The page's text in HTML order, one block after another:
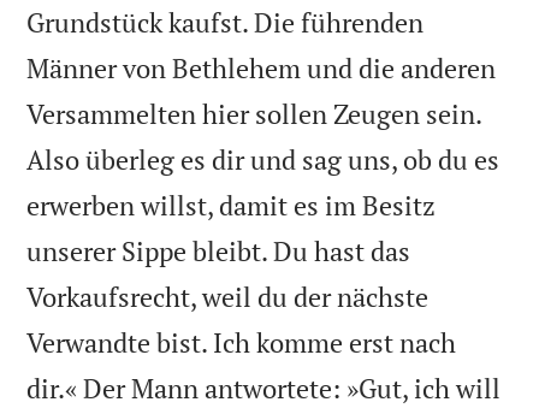
Grundstück kaufst. Die führenden
Männer von Bethlehem und die anderen
Versammelten hier sollen Zeugen sein.
Also überleg es dir und sag uns, ob du es
erwerben willst, damit es im Besitz
unserer Sippe bleibt. Du hast das
Vorkaufsrecht, weil du der nächste
Verwandte bist. Ich komme erst nach
dir.« Der Mann antwortete: »Gut, ich will